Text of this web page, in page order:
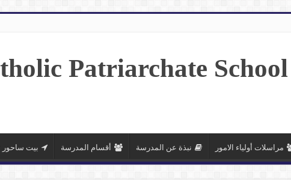
مراسلات أولياء الامور نبذة عن المدرسة أقسام المدرسة بيت ساحور